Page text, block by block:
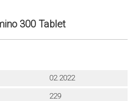
300 Tablet
02.2022
229